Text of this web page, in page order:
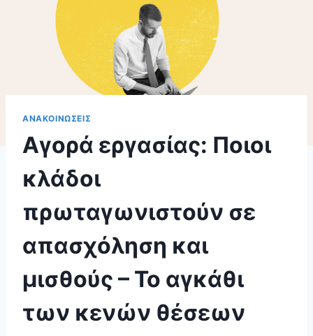
ΑΝΑΚΟΙΝΩΣΕΙΣ
Αγορά εργασίας: Ποιοι
κλάδοι
πρωταγωνιστούν σε
απασχόληση και
μισθούς – Το αγκάθι
των κενών θέσεων